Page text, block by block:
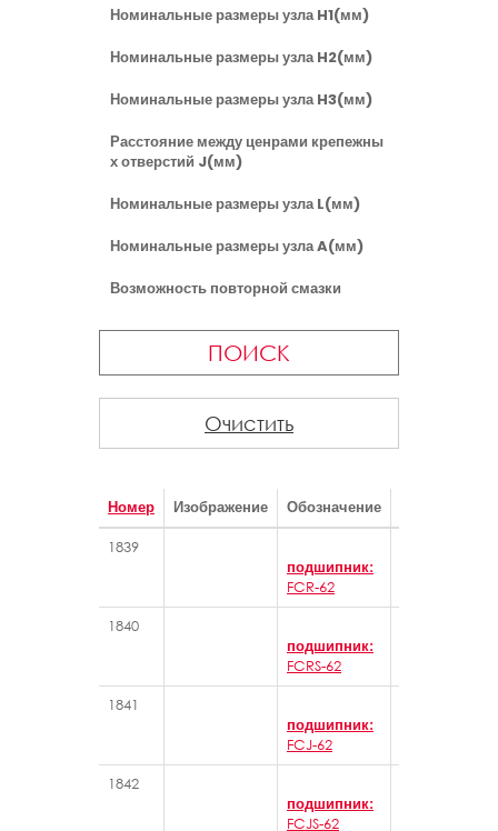
Номинальные размеры узла H1(мм)
Номинальные размеры узла H2(мм)
Номинальные размеры узла H3(мм)
Расстояние между ценрами крепежны
х отверстий J(мм)
Номинальные размеры узла L(мм)
Номинальные размеры узла A(мм)
Возможность повторной смазки
ПОИСК
Очистить
Номер Изображение Обозначение
1839
подшипник:
FCR-62
1840
подшипник:
FCRS-62
1841
подшипник:
FCJ-62
1842
подшипник:
FCJS-62